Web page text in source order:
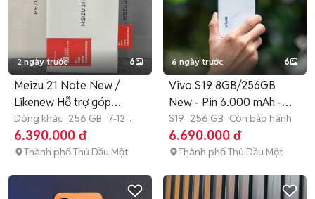
2 ngày trước 6
Meizu 21 Note New /
Likenew Hỗ trợ góp
Online
Dòng khác 256 GB 7-12
tháng
6.390.000 đ
Thành phố Thủ Dầu Một
6 ngày trước 6
Vivo S19 8GB/256GB
New - Pin 6.000 mAh -
Có Góp
S19 256 GB Còn bảo hành
6.690.000 đ
Thành phố Thủ Dầu Một